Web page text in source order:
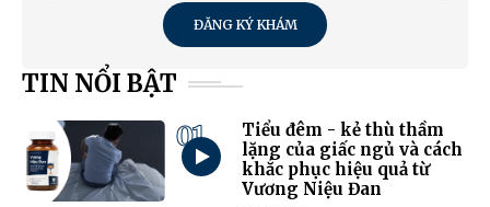
ĐĂNG KÝ KHÁM
TIN NỔI BẬT
01
Tiểu đêm - kẻ thù thầm
lặng của giấc ngủ và cách
khắc phục hiệu quả từ
Vương Niệu Đan